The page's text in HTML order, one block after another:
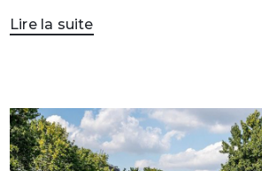
Lire la suite